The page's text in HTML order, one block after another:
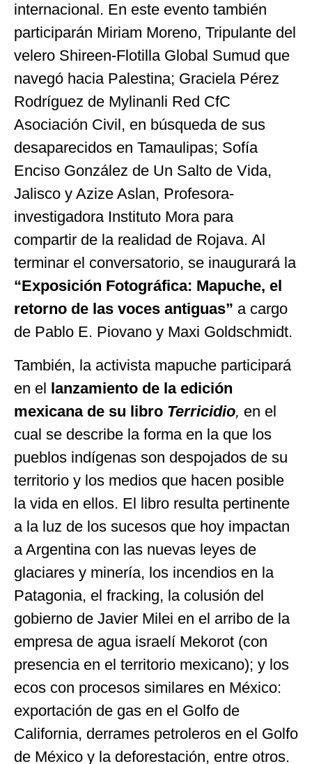
internacional. En este evento también
participarán Miriam Moreno, Tripulante del
velero Shireen-Flotilla Global Sumud que
navegó hacia Palestina; Graciela Pérez
Rodríguez de Mylinanli Red CfC
Asociación Civil, en búsqueda de sus
desaparecidos en Tamaulipas; Sofía
Enciso González de Un Salto de Vida,
Jalisco y Azize Aslan, Profesora-
investigadora Instituto Mora para
compartir de la realidad de Rojava. Al
terminar el conversatorio, se inaugurará la
“Exposición Fotográfica: Mapuche, el
retorno de las voces antiguas” a cargo
de Pablo E. Piovano y Maxi Goldschmidt.
También, la activista mapuche participará
en el lanzamiento de la edición
mexicana de su libro Terricidio, en el
cual se describe la forma en la que los
pueblos indígenas son despojados de su
territorio y los medios que hacen posible
la vida en ellos. El libro resulta pertinente
a la luz de los sucesos que hoy impactan
a Argentina con las nuevas leyes de
glaciares y minería, los incendios en la
Patagonia, el fracking, la colusión del
gobierno de Javier Milei en el arribo de la
empresa de agua israelí Mekorot (con
presencia en el territorio mexicano); y los
ecos con procesos similares en México:
exportación de gas en el Golfo de
California, derrames petroleros en el Golfo
de México y la deforestación, entre otros.